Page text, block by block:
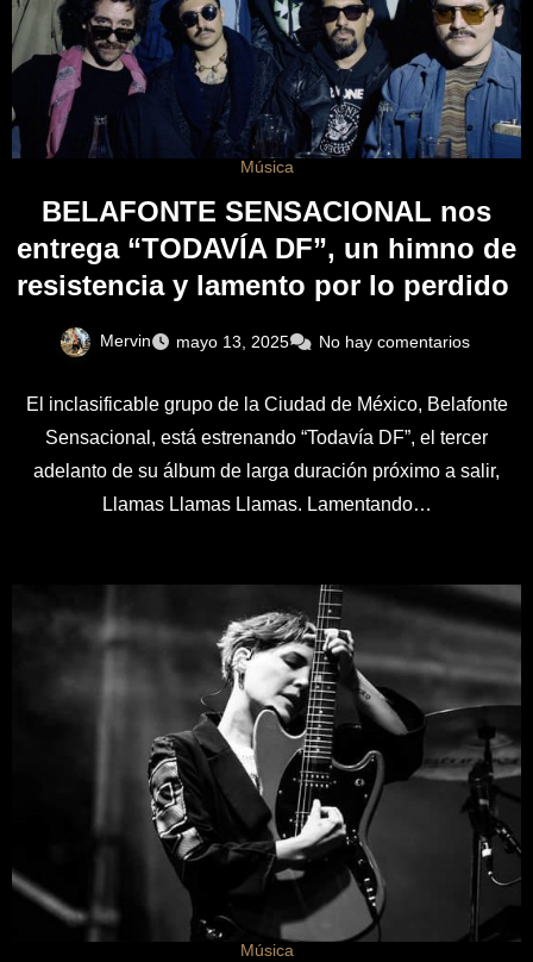
Música
BELAFONTE SENSACIONAL nos
entrega “TODAVÍA DF”, un himno de
resistencia y lamento por lo perdido
Mervin mayo 13, 2025 No hay comentarios
El inclasificable grupo de la Ciudad de México, Belafonte
Sensacional, está estrenando “Todavía DF”, el tercer
adelanto de su álbum de larga duración próximo a salir,
Llamas Llamas Llamas. Lamentando…
Música